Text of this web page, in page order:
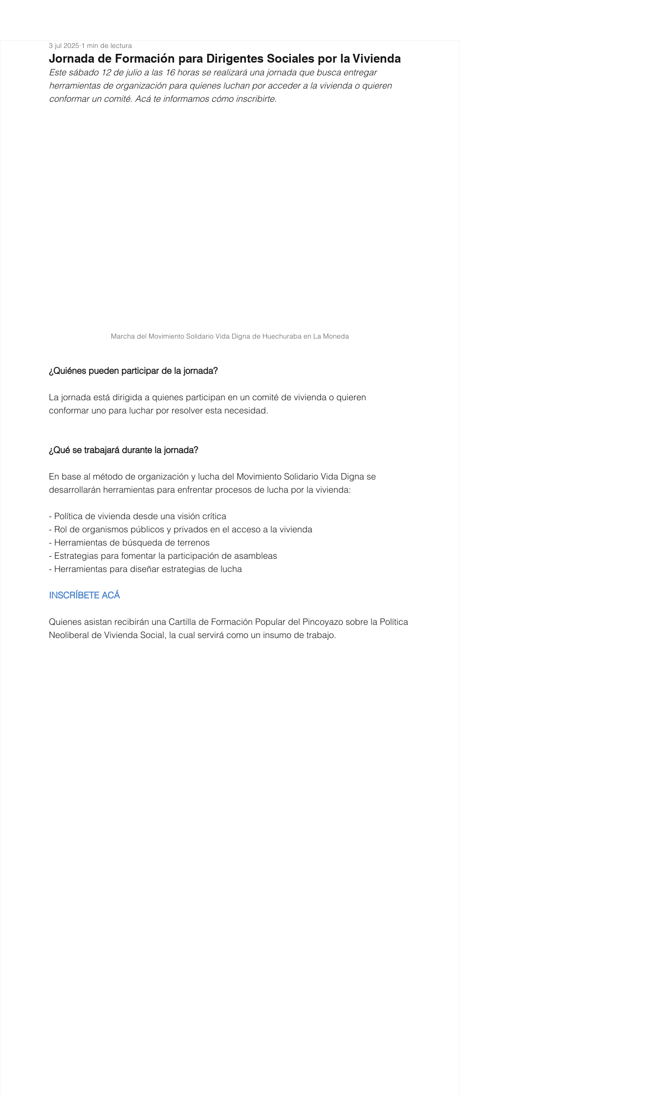
Jornada de Formación para Dirigentes Sociales por la Vivienda
3 jul 2025 1 min de lectura
Este sábado 12 de julio a las 16 horas se realizará una jornada que busca entregar
herramientas de organización para quienes luchan por acceder a la vivienda o quieren
conformar un comité. Acá te informamos cómo inscribirte.
Marcha del Movimiento Solidario Vida Digna de Huechuraba en La Moneda
¿Quiénes pueden participar de la jornada?
La jornada está dirigida a quienes participan en un comité de vivienda o quieren
conformar uno para luchar por resolver esta necesidad.
¿Qué se trabajará durante la jornada?
En base al método de organización y lucha del Movimiento Solidario Vida Digna se
desarrollarán herramientas para enfrentar procesos de lucha por la vivienda:
- Política de vivienda desde una visión crítica
- Rol de organismos públicos y privados en el acceso a la vivienda
- Herramientas de búsqueda de terrenos
- Estrategias para fomentar la participación de asambleas
- Herramientas para diseñar estrategias de lucha
INSCRÍBETE ACÁ
Quienes asistan recibirán una Cartilla de Formación Popular del Pincoyazo sobre la Política
Neoliberal de Vivienda Social, la cual servirá como un insumo de trabajo.